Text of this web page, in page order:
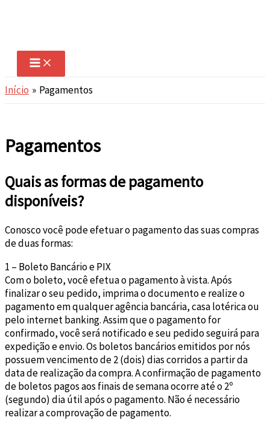
conteúdo
Início Pagamentos
Pagamentos
Quais as formas de pagamento
disponíveis?
Conosco você pode efetuar o pagamento das suas compras
de duas formas:
1 – Boleto Bancário e PIX
Com o boleto, você efetua o pagamento à vista. Após
finalizar o seu pedido, imprima o documento e realize o
pagamento em qualquer agência bancária, casa lotérica ou
pelo internet banking. Assim que o pagamento for
confirmado, você será notificado e seu pedido seguirá para
expedição e envio. Os boletos bancários emitidos por nós
possuem vencimento de 2 (dois) dias corridos a partir da
data de realização da compra. A confirmação de pagamento
de boletos pagos aos finais de semana ocorre até o 2º
(segundo) dia útil após o pagamento. Não é necessário
realizar a comprovação de pagamento.